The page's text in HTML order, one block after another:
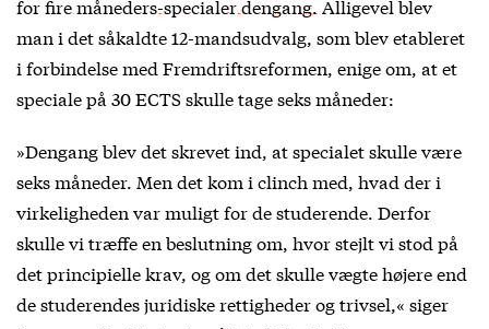
forfire måneders-specialer dengang. Alligevel blev
man i det såkaldte 12-mandsudvalg, som blev etableret
i forbindelse med Fremdriftsreformen, enige om, at et
speciale på 30 ECTS skulle tage seks måneder:
»Dengang blev det skrevet ind, at specialet skulle være
seks måneder. Men det kom i clinch med, hvad der i
virkeligheden var muligt for de studerende. Derfor
skulle vi træffe en beslutning om, hvor stejlt vi stod på
det principielle krav, og om det skulle vægte højere end
de studerendes juridiske rettigheder og trivsel,« siger